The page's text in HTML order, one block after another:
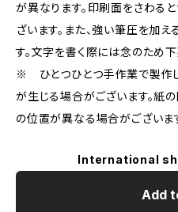
が異なります。印刷面をさわる
ざいます。また、強い筆圧を加
す。文字を書く際には念のため
※ ひとつひとつ手作業で製作
が生じる場合がございます。紙
の位置が異なる場合がございま
International
Add